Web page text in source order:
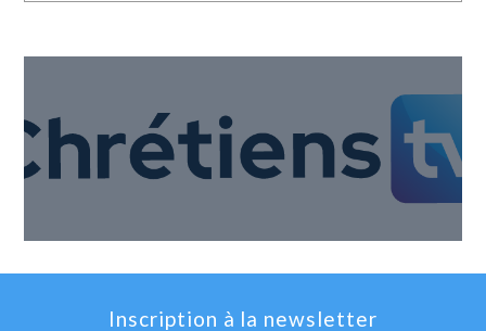
Inscription à la newsletter